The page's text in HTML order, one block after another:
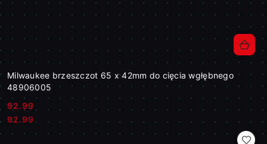
Milwaukee brzeszczot 65 x 42mm do cięcia wgłębnego
48906005
Cena:
92.99
Cena:
92.99